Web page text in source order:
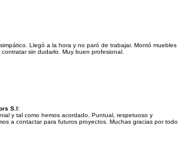
Llegó a la hora y no paró de trabajar. Montó muebles
sin dudarlo. Muy buen profesional.
S.l:
y tal como hemos acordado. Puntual, respetuoso y
a contactar para futuros proyectos. Muchas gracias por todo